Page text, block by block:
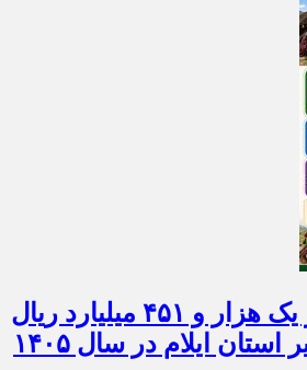
اختصاص بیش از یک هزار و ۴۵۱ میلیارد ریال
ایلام در سال ۱۴۰۵